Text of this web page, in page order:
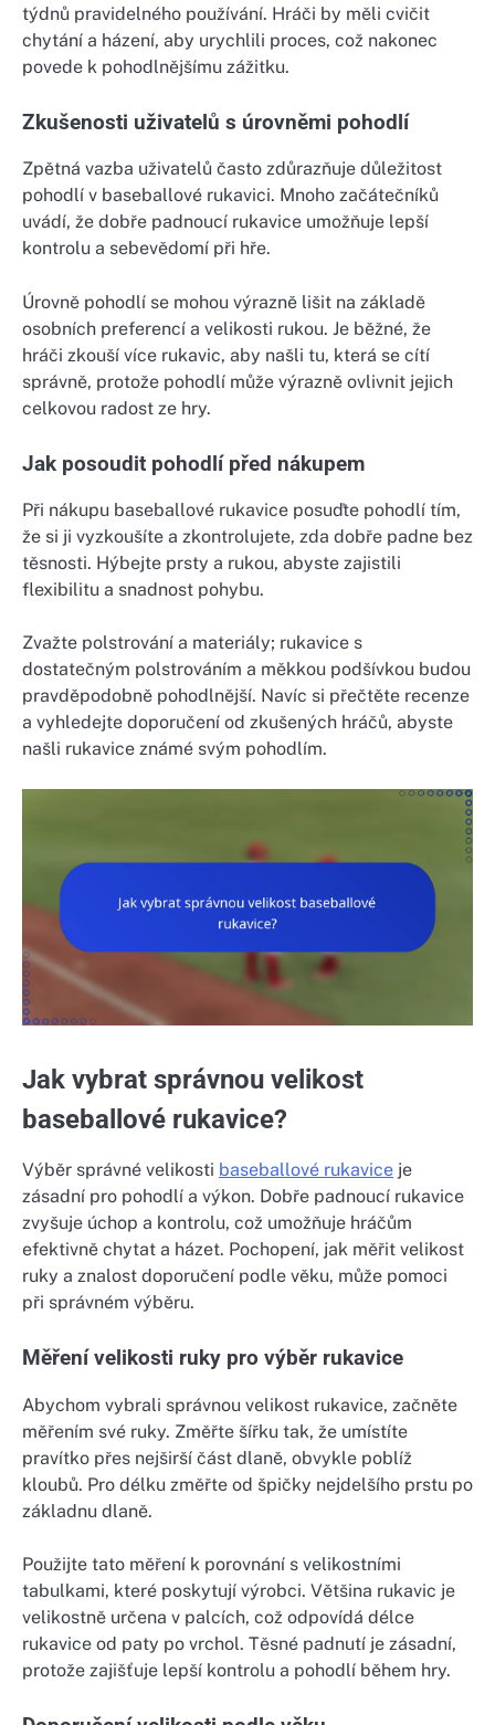
týdnů pravidelného používání. Hráči by měli cvičit
chytání a házení, aby urychlili proces, což nakonec
povede k pohodlnějšímu zážitku.
Zkušenosti uživatelů s úrovněmi pohodlí
Zpětná vazba uživatelů často zdůrazňuje důležitost
pohodlí v baseballové rukavici. Mnoho začátečníků
uvádí, že dobře padnoucí rukavice umožňuje lepší
kontrolu a sebevědomí při hře.
Úrovně pohodlí se mohou výrazně lišit na základě
osobních preferencí a velikosti rukou. Je běžné, že
hráči zkouší více rukavic, aby našli tu, která se cítí
správně, protože pohodlí může výrazně ovlivnit jejich
celkovou radost ze hry.
Jak posoudit pohodlí před nákupem
Při nákupu baseballové rukavice posuďte pohodlí tím,
že si ji vyzkoušíte a zkontrolujete, zda dobře padne bez
těsnosti. Hýbejte prsty a rukou, abyste zajistili
flexibilitu a snadnost pohybu.
Zvažte polstrování a materiály; rukavice s
dostatečným polstrováním a měkkou podšívkou budou
pravděpodobně pohodlnější. Navíc si přečtěte recenze
a vyhledejte doporučení od zkušených hráčů, abyste
našli rukavice známé svým pohodlím.
Jak vybrat správnou velikost
baseballové rukavice?
Výběr správné velikosti baseballové rukavice je
zásadní pro pohodlí a výkon. Dobře padnoucí rukavice
zvyšuje úchop a kontrolu, což umožňuje hráčům
efektivně chytat a házet. Pochopení, jak měřit velikost
ruky a znalost doporučení podle věku, může pomoci
při správném výběru.
Měření velikosti ruky pro výběr rukavice
Abychom vybrali správnou velikost rukavice, začněte
měřením své ruky. Změřte šířku tak, že umístíte
pravítko přes nejširší část dlaně, obvykle poblíž
kloubů. Pro délku změřte od špičky nejdelšího prstu po
základnu dlaně.
Použijte tato měření k porovnání s velikostními
tabulkami, které poskytují výrobci. Většina rukavic je
velikostně určena v palcích, což odpovídá délce
rukavice od paty po vrchol. Těsné padnutí je zásadní,
protože zajišťuje lepší kontrolu a pohodlí během hry.